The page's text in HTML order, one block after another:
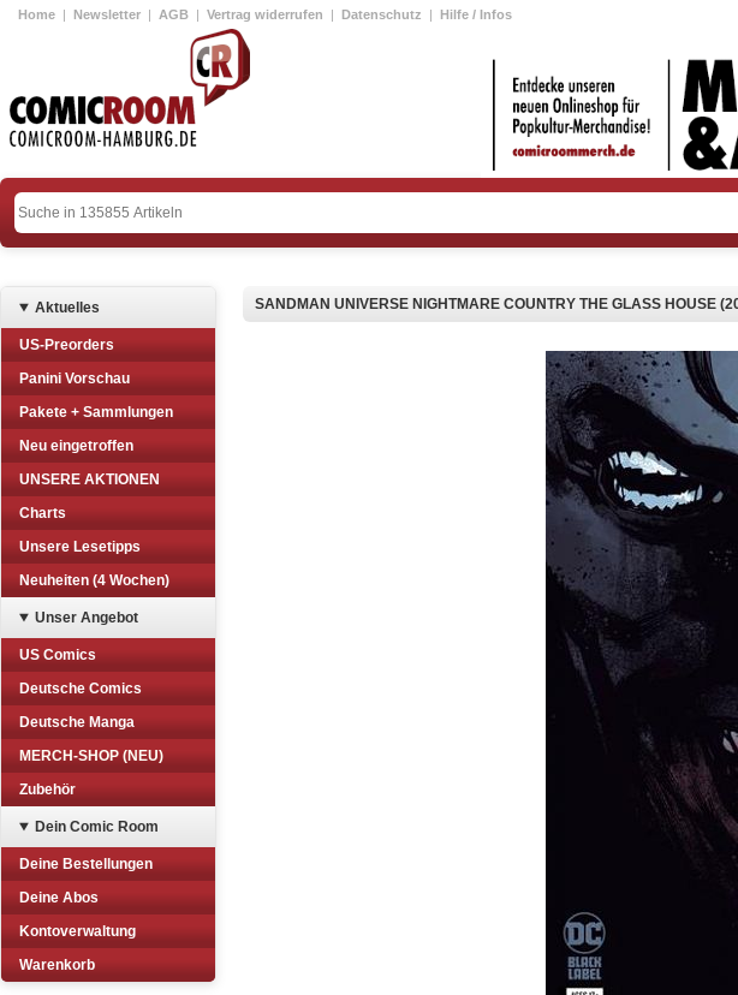
Home | Newsletter | AGB | Vertrag widerrufen | Datenschutz | Hilfe / Infos
Aktuelles
US-Preorders
Panini Vorschau
Pakete + Sammlungen
Neu eingetroffen
UNSERE AKTIONEN
Charts
Unsere Lesetipps
Neuheiten (4 Wochen)
Unser Angebot
US Comics
Deutsche Comics
Deutsche Manga
MERCH-SHOP (NEU)
Zubehör
Dein Comic Room
Deine Bestellungen
Deine Abos
Kontoverwaltung
Warenkorb
SANDMAN UNIVERSE NIGHTMARE COUNTRY THE GLASS HOUSE